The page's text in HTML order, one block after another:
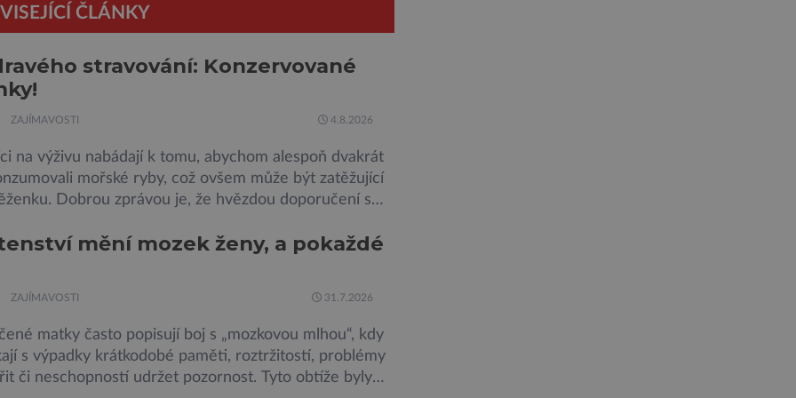
ČLÁNKY
stravování: Konzervované
ZAJÍMAVOSTI 4.8.2026
na výživu nabádají k tomu, abychom alespoň dvakrát
mořské ryby, což ovšem může být zatěžující
Dobrou zprávou je, že hvězdou doporučení se
každý „Místo toho, aby poskytovaly izolované
jsou rybí konzervy kompletní potravinou,“ říká
mění mozek ženy, a pokaždé
ZAJÍMAVOSTI 31.7.2026
matky často popisují boj s „mozkovou mlhou“, kdy
s výpadky krátkodobé paměti, roztržitostí, problémy
či neschopností udržet pozornost. Tyto obtíže byly